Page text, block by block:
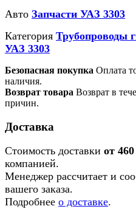
Авто Запчасти УАЗ 3303
Категория Трубопроводы
УАЗ 3303
Безопасная покупка Оплата
наличия.
Возврат товара Возврат в
причин.
Доставка
Стоимость доставки от
компанией.
Менеджер рассчитает и
вашего заказа.
Подробнее о доставке.